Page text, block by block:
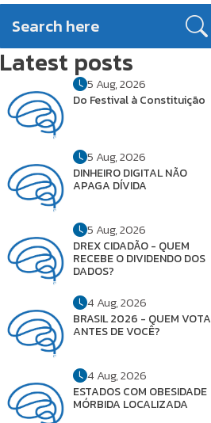
Latest posts
5 Aug, 2026
Do Festival à Constituição
5 Aug, 2026
DINHEIRO DIGITAL NÃO
APAGA DÍVIDA
5 Aug, 2026
DREX CIDADÃO - QUEM
RECEBE O DIVIDENDO DOS
DADOS?
4 Aug, 2026
BRASIL 2026 - QUEM VOTA
ANTES DE VOCÊ?
4 Aug, 2026
ESTADOS COM OBESIDADE
MÓRBIDA LOCALIZADA